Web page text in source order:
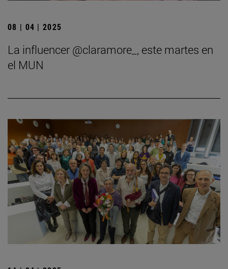
08 | 04 | 2025
La influencer @claramore_, este martes en
el MUN